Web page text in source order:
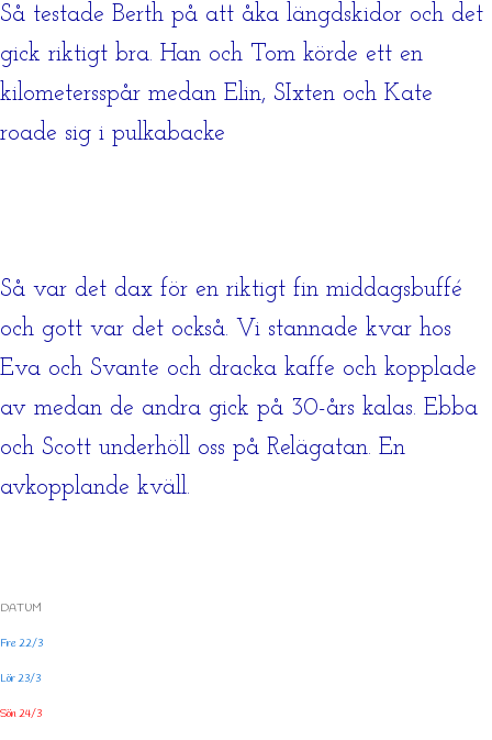
Så testade Berth på att åka längdskidor och det
gick riktigt bra. Han och Tom körde ett en
kilometersspår medan Elin, SIxten och Kate
roade sig i pulkabacke
Så var det dax för en riktigt fin middagsbuffé
och gott var det också. Vi stannade kvar hos
Eva och Svante och dracka kaffe och kopplade
av medan de andra gick på 30-års kalas. Ebba
och Scott underhöll oss på Relägatan. En
avkopplande kväll.
DATUM
Fre 22/3
Lör 23/3
Sön 24/3